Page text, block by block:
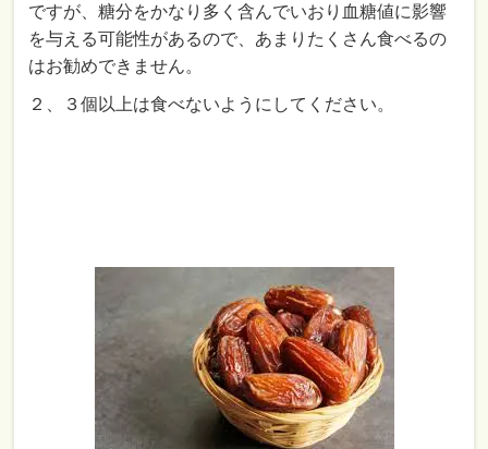
ですが、糖分をかなり多く含んでいおり血糖値に影響
を与える可能性があるので、あまりたくさん食べるの
はお勧めできません。
２、３個以上は食べないようにしてください。